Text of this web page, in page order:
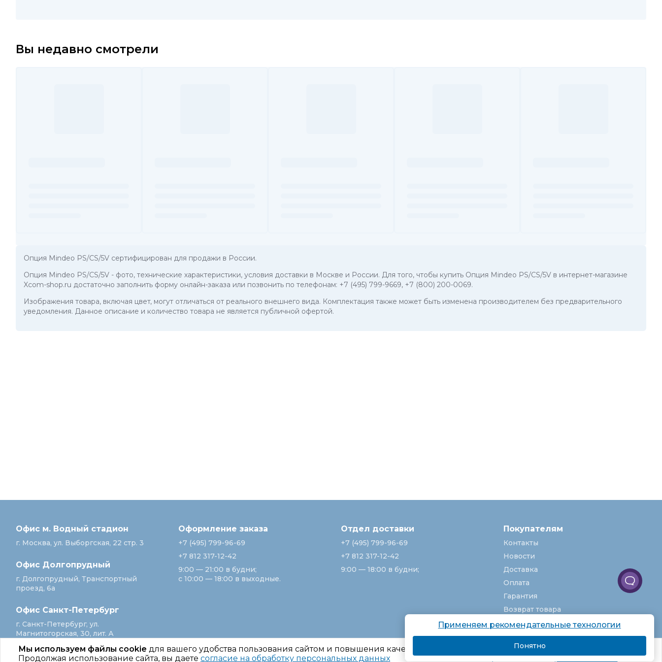
Мы используем файлы cookie для вашего удобства пользования сайтом и повышения качества рекомендаций.
Продолжая использование сайта, вы даете согласие на обработку персональных данных Подробнее Я согласен
Вы недавно смотрели
Опция Mindeo PS/CS/5V сертифицирован для продажи в России.
Опция Mindeo PS/CS/5V - фото, технические характеристики, условия доставки в Москве и России. Для того, чтобы купить Опция Mindeo PS/CS/5V в интернет-магазине
Xcom-shop.ru достаточно заполнить форму онлайн-заказа или позвонить по телефонам: +7 (495) 799-9669, +7 (800) 200-0069.
Изображения товара, включая цвет, могут отличаться от реального внешнего вида. Комплектация также может быть изменена производителем без предварительного
уведомления. Данное описание и количество товара не является публичной офертой.
Офис м. Водный стадион
г. Москва, ул. Выборгская, 22 стр. 3
Офис Долгопрудный
г. Долгопрудный, Транспортный
проезд, 6а
Офис Санкт‑Петербург
г. Санкт‑Петербург, ул.
Магнитогорская, 30, лит. А
Оформление заказа
+7 (495) 799-96-69
+7 812 317-12-42
9:00 — 21:00 в будни;
с 10:00 — 18:00 в выходные.
Отдел доставки
+7 (495) 799-96-69
+7 812 317-12-42
9:00 — 18:00 в будни;
Покупателям
Контакты
Новости
Доставка
Оплата
Гарантия
Возврат товара
Услуги
О компании
Вакансии
Применяем рекомендательные технологии
Понятно